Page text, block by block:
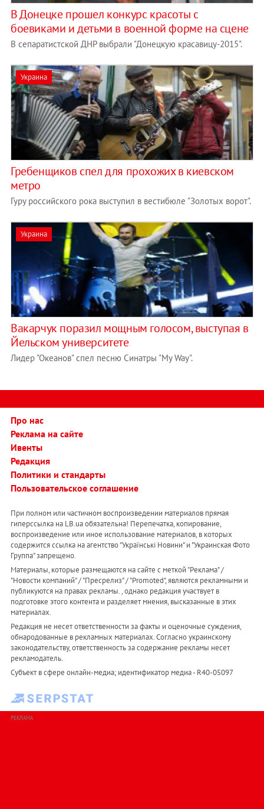
В Донецке прошел конкурс красоты с
боевиками и детьми в военной форме на сцене
В сепаратистской ДНР выбрали "Донецкую красавицу-2015".
Украина
Гребенщиков спел для прохожих в киевском
метро
Гуру российского рока выступил в вестибюле "Золотых ворот".
Украина
Вакарчук поразил мощным голосом, выступая в
Йельском университете
Лидер "Океанов" спел песню Синатры "My Way".
Про нас
Реклама на сайте
Ивенты
Редакция
Политики и стандарты
Пользовательское соглашение
При полном или частичном воспроизведении материалов прямая
гиперссылка на LB.ua обязательна! Перепечатка, копирование,
воспроизведение или иное использование материалов, в которых
содержится ссылка на агентство "Українськi Новини" и "Украинская Фото
Группа" запрещено.
Материалы, которые размещаются на сайте с меткой "Реклама" /
"Новости компаний" / "Пресрелиз" / "Promoted", являются рекламными и
публикуются на правах рекламы. , однако редакция участвует в
подготовке этого контента и разделяет мнения, высказанные в этих
материалах.
Редакция не несет ответственности за факты и оценочные суждения,
обнародованные в рекламных материалах. Согласно украинскому
законодательству, ответственность за содержание рекламы несет
рекламодатель.
Субъект в сфере онлайн-медиа; идентификатор медиа - R40-05097
РЕКЛАМА